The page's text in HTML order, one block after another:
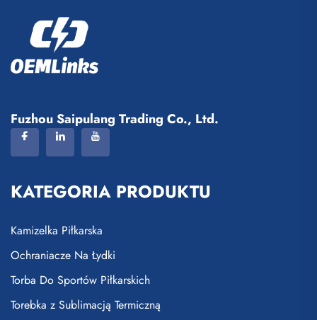
Fuzhou Saipulang Trading Co., Ltd.
KATEGORIA PRODUKTU
Kamizelka Piłkarska
Ochraniacze Na Łydki
Torba Do Sportów Piłkarskich
Torebka z Sublimacją Termiczną